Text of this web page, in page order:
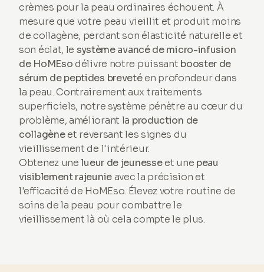
crèmes pour la peau ordinaires échouent. À
mesure que votre peau vieillit et produit moins
de collagène, perdant son élasticité naturelle et
son éclat, le système avancé de micro-infusion
de HoMEsodélivre notre puissant booster de
sérum de peptides brevetéen profondeur dans
la peau. Contrairement aux traitements
superficiels, notre système pénètre au cœur du
problème, améliorant la production de
collagèneet reversant les signes du
vieillissement de l'intérieur.
Obtenez unelueur de jeunesseet une peau
visiblement rajeunie avec la précision et
l'efficacité de HoMEso. Élevez votre routine de
soins de la peau pour combattre le
vieillissement là où cela compte le plus.